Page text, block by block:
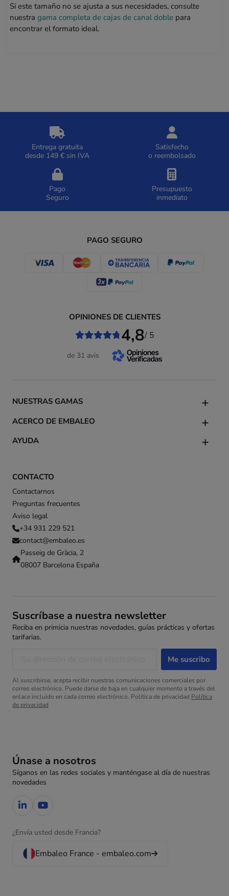
Si este tamaño no se ajusta a sus necesidades, consulte
nuestragama completa de cajas de canal doble para
encontrar el formato ideal.
Entrega gratuita
desde 149 € sin IVA
Satisfecho
o reembolsado
Pago
Seguro
Presupuesto
inmediato
PAGO SEGURO
CONTACTO
Contactarnos
Preguntas frecuentes
Aviso legal
+34 931 229 521
contact@embaleo.es
Passeig de Gràcia, 2
08007 Barcelona España
NUESTRAS GAMAS
ACERCO DE EMBALEO
AYUDA
OPINIONES DE CLIENTES
4,8/ 5
de 31 avis
Únase a nosotros
Síganos en las redes sociales y manténgase al día de nuestras
novedades
¿Envía usted desde Francia?
Embaleo France - embaleo.com
Suscríbase a nuestra newsletter
Reciba en primicia nuestras novedades, guías prácticas y ofertas
tarifarias.
Al suscribirse, acepta recibir nuestras comunicaciones comerciales por
correo electrónico. Puede darse de baja en cualquier momento a través del
enlace incluido en cada correo electrónico. Política de privacidad Política
de privacidad